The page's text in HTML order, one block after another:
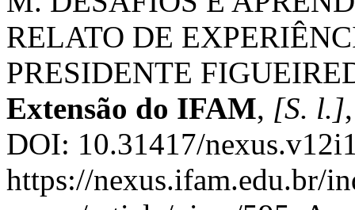
RELATO DE
PRESIDENTE
Extensão do IFAM, [S. l.]
DOI: 10.31417/
https://nexus.ifam.edu.br/